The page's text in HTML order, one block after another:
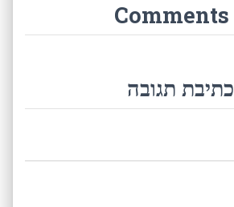
כתיבת תגובה